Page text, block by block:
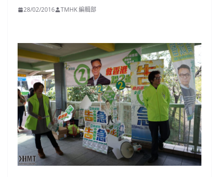
28/02/2016 TMHK 編輯部